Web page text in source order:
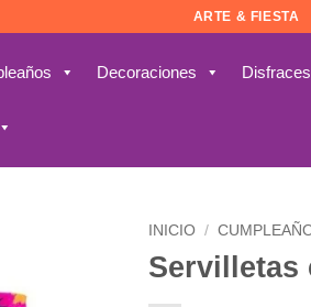
ARTE & FIESTA
Decoraciones Disfraces
INICIO /
Servilletas